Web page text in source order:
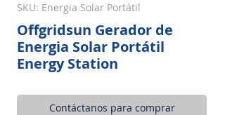
SKU: Energia Solar Portátil
Offgridsun Gerador de
Energia Solar Portátil
Energy Station
Contáctanos para comprar